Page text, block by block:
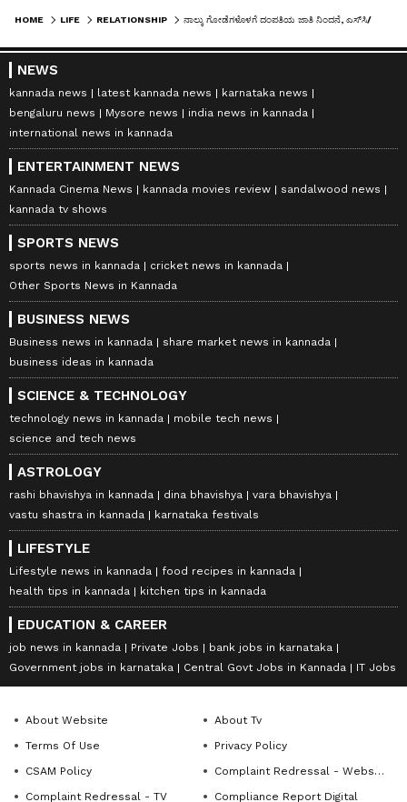
HOME LIFE RELATIONSHIP
NEWS
kannada news latest kannada news
karnataka news
bengaluru news
Mysore news
india news in kannada
international news in kannada
ENTERTAINMENT NEWS
Kannada Cinema News kannada movies review
sandalwood news
kannada tv shows
SPORTS NEWS
sports news in kannada
cricket news in kannada
Other Sports News in Kannada
BUSINESS NEWS
Business news in kannada
share market news in kannada
business ideas in kannada
SCIENCE & TECHNOLOGY
technology news in kannada
mobile tech news
science and tech news
ASTROLOGY
rashi bhavishya in kannada dina bhavishya
vara bhavishya
vastu shastra in kannada
karnataka festivals
LIFESTYLE
Lifestyle news in kannada
food recipes in kannada
health tips in kannada
kitchen tips in kannada
EDUCATION & CAREER
job news in kannada Private Jobs
bank jobs in karnataka
Government jobs in karnataka
Central Govt Jobs in Kannada IT Jobs
About Website
About Tv
Terms Of Use
Privacy Policy
CSAM Policy
Complaint Redressal - Website
Complaint Redressal - TV
Compliance Report Digital